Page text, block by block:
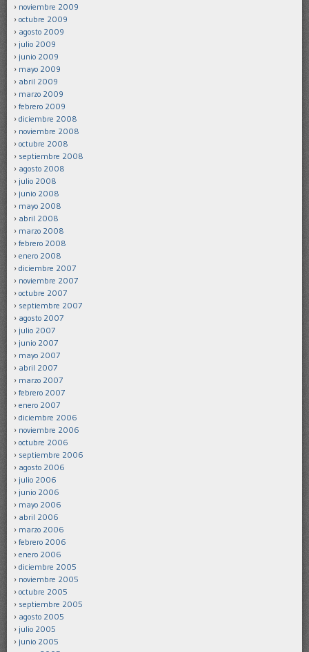
noviembre 2009
octubre 2009
agosto 2009
julio 2009
junio 2009
mayo 2009
abril 2009
marzo 2009
febrero 2009
diciembre 2008
noviembre 2008
octubre 2008
septiembre 2008
agosto 2008
julio 2008
junio 2008
mayo 2008
abril 2008
marzo 2008
febrero 2008
enero 2008
diciembre 2007
noviembre 2007
octubre 2007
septiembre 2007
agosto 2007
julio 2007
junio 2007
mayo 2007
abril 2007
marzo 2007
febrero 2007
enero 2007
diciembre 2006
noviembre 2006
octubre 2006
septiembre 2006
agosto 2006
julio 2006
junio 2006
mayo 2006
abril 2006
marzo 2006
febrero 2006
enero 2006
diciembre 2005
noviembre 2005
octubre 2005
septiembre 2005
agosto 2005
julio 2005
junio 2005